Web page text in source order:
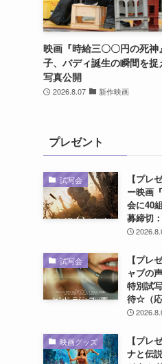
映画『時給三〇〇円の死
子、バディ誕生の瞬間を
写真公開
2026.8.07 新作映画
プレゼント
試写会
【プレ
ー映画
会に40
募締切
試写会
【プレ
ャブの
特別試
待☆（応
映画グッズ
【プレ
ナと伝